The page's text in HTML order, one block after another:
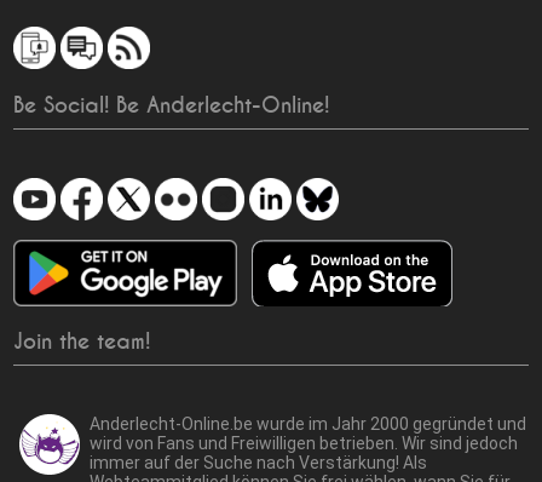
Be Social! Be Anderlecht-Online!
Join the team!
Anderlecht-Online.be wurde im Jahr 2000 gegründet und
wird von Fans und Freiwilligen betrieben. Wir sind jedoch
immer auf der Suche nach Verstärkung! Als